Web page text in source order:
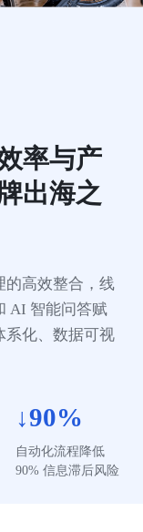
率与产
出海之
的高效整合，线
AI 智能问答赋
系化、数据可视
↓90%
自动化流程降低
90% 信息滞后风险